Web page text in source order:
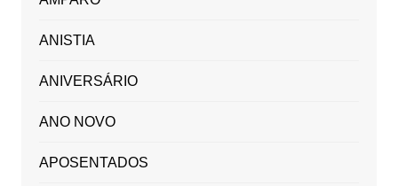
ANISTIA
ANIVERSÁRIO
ANO NOVO
APOSENTADOS